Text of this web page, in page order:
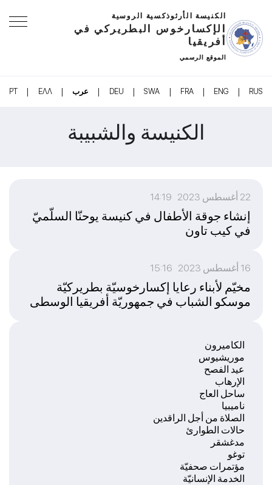
الكنيسة الأرثوذكسية الروسية
الإكسارخوس البطريركي في
أفريقيا
الموقع الرسمي
RUS
|
ENG
|
FRA
|
SWA
|
DEU
| عرب |
ΕΛΛ
|
PT
الكنيسة والشبيبة
الكاميرون
موريشيوس
عيد الفصح
الإرهاب
ساحل العاج
ناميبيا
الصلاة من أجل الراقدين
حالات الطوارئ
مدغشقر
توغو
مؤتمرات صحفيّة
الخدمة الإنسانيّة
22 أغسطس 2023 14:19
إنشاء جوقة الأطفال في كنيسة يوحنّا السلّميّ
في كيب تاون
16 أغسطس 2023 15:16
مخيّم لأبناء رعايا إكسارخوسيّة بطريركيّة
موسكو الشباب في جمهوريّة أفريقيا الوسطى